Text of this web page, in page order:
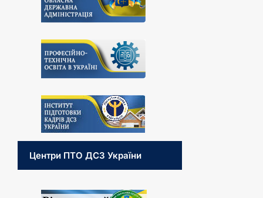
Центри ПТО ДСЗ України